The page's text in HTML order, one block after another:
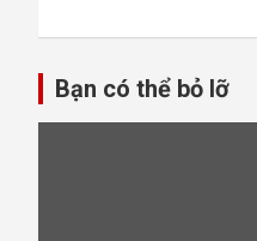
Bạn có thể bỏ lỡ